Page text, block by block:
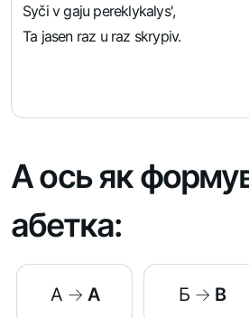
Syči v gaju pereklykalys',
Ta jasen raz u raz skrypiv.
А ось як
абетка:
А→ A Б→ B